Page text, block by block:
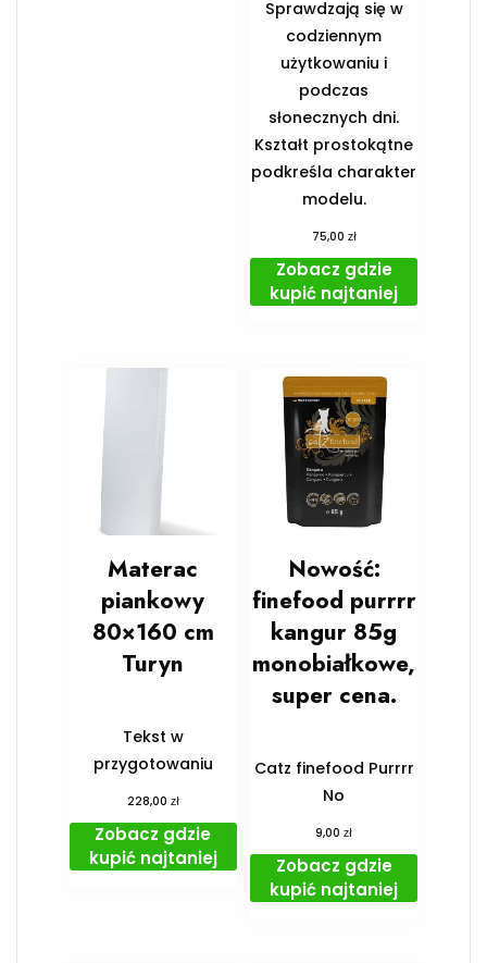
Sprawdzają się w
codziennym
użytkowaniu i
podczas
słonecznych dni.
Kształt prostokątne
podkreśla charakter
modelu.
75,00 zł
Zobacz gdzie
kupić najtaniej
Materac
piankowy
80×160 cm
Turyn
Tekst w
przygotowaniu
228,00 zł
Zobacz gdzie
kupić najtaniej
Nowość:
finefood purrrr
kangur 85g
monobiałkowe,
super cena.
Catz finefood Purrrr
No
9,00zł
Zobacz gdzie
kupić najtaniej